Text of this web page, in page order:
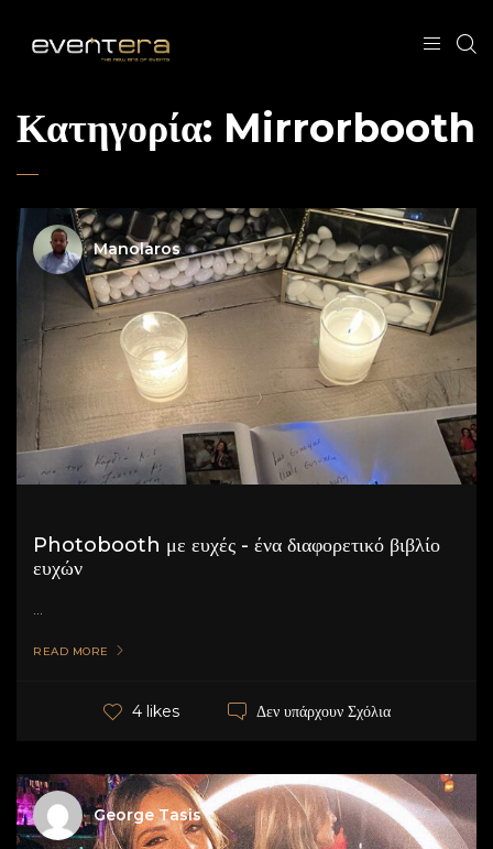
Κατηγορία: Mirrorbooth
Manolaros
Photobooth με ευχές - ένα διαφορετικό βιβλίο
ευχών
...
READ MORE
4 likes Δεν υπάρχουν Σχόλια
George Tasis